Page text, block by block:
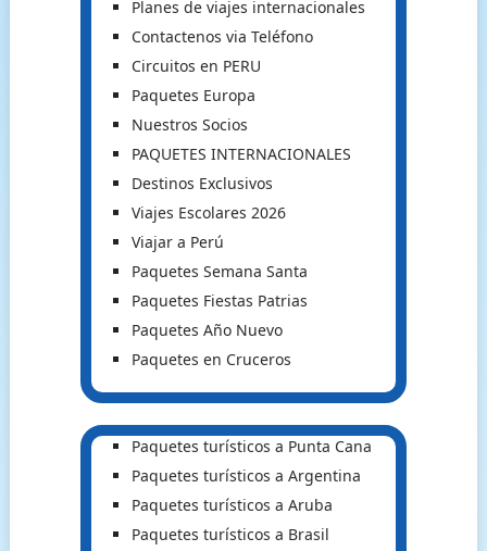
Planes de viajes internacionales
Contactenos via Teléfono
Circuitos en PERU
Paquetes Europa
Nuestros Socios
PAQUETES INTERNACIONALES
Destinos Exclusivos
Viajes Escolares 2026
Viajar a Perú
Paquetes Semana Santa
Paquetes Fiestas Patrias
Paquetes Año Nuevo
Paquetes en Cruceros
Paquetes turísticos a Punta Cana
Paquetes turísticos a Argentina
Paquetes turísticos a Aruba
Paquetes turísticos a Brasil